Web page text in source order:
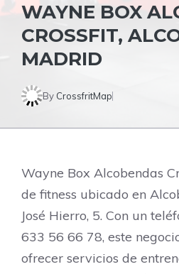
WAYNE BOX
CROSSFIT,
MADRID
By CrossfritMap
Wayne Box Alcobendas
de fitness ubicado en
José Hierro, 5. Con un
633 56 66 78, este
ofrecer servicios de